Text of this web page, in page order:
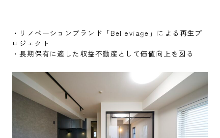
・リノベーションブランド「Belleviage」による再生プ
ロジェクト
・長期保有に適した収益不動産として価値向上を図る